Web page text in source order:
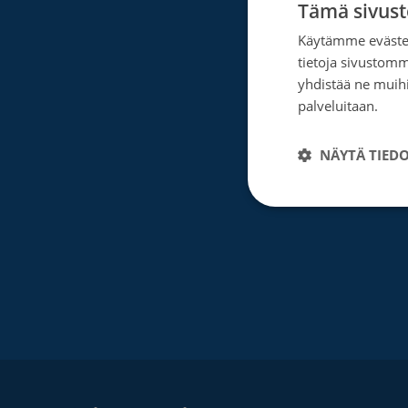
Tämä
Käytämme
tietoja
yhdistää ne
palveluitaan.
NÄYTÄ